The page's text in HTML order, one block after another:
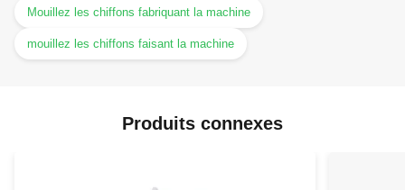
Mouillez les chiffons fabriquant la machine
mouillez les chiffons faisant la machine
Produits connexes